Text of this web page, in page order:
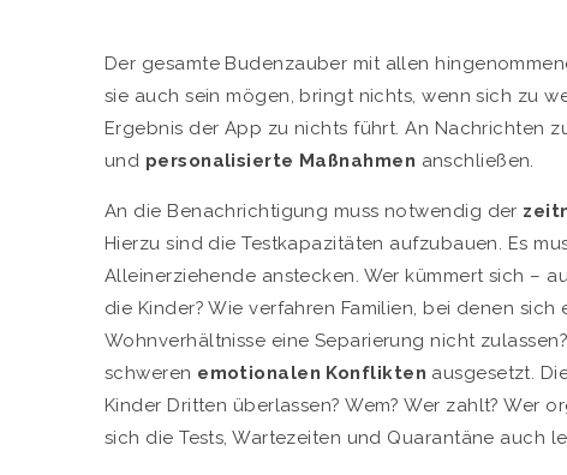
Der gesamte Budenzauber mit allen
sie auch sein mögen, bringt nichts, wenn sich zu
Ergebnis der App zu nichts führt. An Nachrichten
und personalisierte Maßnahmen anschließen.
An die Benachrichtigung muss notwendig der
Hierzu sind die Testkapazitäten aufzubauen. Es
Alleinerziehende anstecken. Wer kümmert sich –
die Kinder? Wie verfahren Familien, bei denen
Wohnverhältnisse eine Separierung nicht
schweren emotionalen Konflikten ausgesetzt.
Kinder Dritten überlassen? Wem? Wer zahlt? Wer
sich die Tests, Wartezeiten und Quarantäne auch